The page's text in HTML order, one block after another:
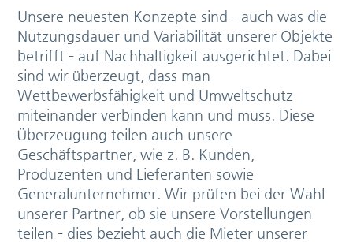
Unsere neuesten Konzepte sind – auch was die
Nutzungsdauer und Variabilität unserer Objekte
betrifft – auf Nachhaltigkeit ausgerichtet. Dabei
sind wir überzeugt, dass man
Wettbewerbsfähigkeit und Umweltschutz
miteinander verbinden kann und muss. Diese
Überzeugung teilen auch unsere
Geschäftspartner, wie z. B. Kunden,
Produzenten und Lieferanten sowie
Generalunternehmer. Wir prüfen bei der Wahl
unserer Partner, ob sie unsere Vorstellungen
teilen – dies bezieht auch die Mieter unserer